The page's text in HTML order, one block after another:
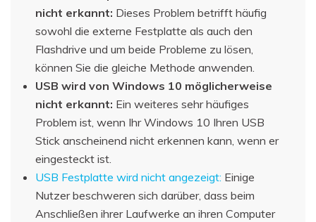
nicht erkannt: Dieses Problem betrifft häufig
sowohl die externe Festplatte als auch den
Flashdrive und um beide Probleme zu lösen,
können Sie die gleiche Methode anwenden.
USB wird von Windows 10 möglicherweise
nicht erkannt: Ein weiteres sehr häufiges
Problem ist, wenn Ihr Windows 10 Ihren USB
Stick anscheinend nicht erkennen kann, wenn er
eingesteckt ist.
USB Festplatte wird nicht angezeigt: Einige
Nutzer beschweren sich darüber, dass beim
Anschließen ihrer Laufwerke an ihren Computer